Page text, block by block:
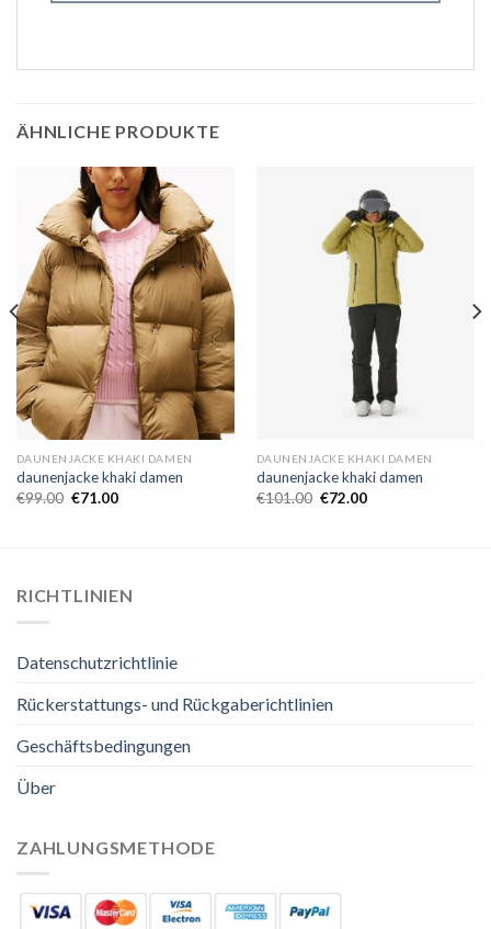
ÄHNLICHE PRODUKTE
DAUNENJACKE KHAKI DAMEN
daunenjacke khaki damen
€99.00 €71.00
DAUNENJACKE KHAKI DAMEN
daunenjacke khaki damen
€101.00 €72.00
RICHTLINIEN
Datenschutzrichtlinie
Rückerstattungs- und Rückgaberichtlinien
Geschäftsbedingungen
Über
ZAHLUNGSMETHODE